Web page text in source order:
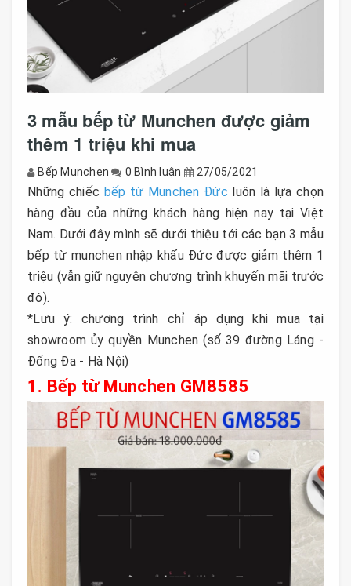
3 mẫu bếp từ Munchen được giảm
thêm 1 triệu khi mua
Bếp Munchen 0 Bình luận 27/05/2021
Những chiếc bếp từ Munchen Đức luôn là lựa chọn
hàng đầu của những khách hàng hiện nay tại Việt
Nam. Dưới đây mình sẽ dưới thiệu tới các bạn 3 mẫu
bếp từ munchen nhập khẩu Đức được giảm thêm 1
triệu (vẫn giữ nguyên chương trình khuyến mãi trước
đó).
*Lưu ý: chương trình chỉ áp dụng khi mua tại
showroom ủy quyền Munchen (số 39 đường Láng -
Đống Đa - Hà Nội)
1. Bếp từ Munchen GM8585